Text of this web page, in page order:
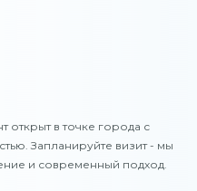
открыт в точке города с
Запланируйте визит - мы
и современный подход.